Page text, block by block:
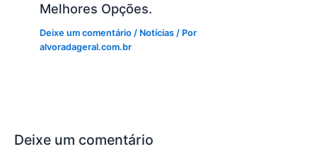
Melhores Opções.
Deixe um comentário / Notícias / Por
alvoradageral.com.br
Deixe um comentário